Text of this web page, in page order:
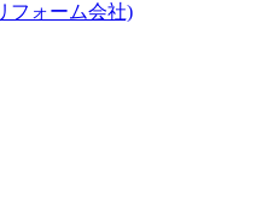
フォーム会社)